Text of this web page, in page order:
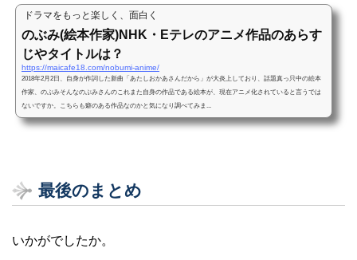
ドラマをもっと楽しく、面白く
のぶみ(絵本作家)NHK・Eテレのアニメ作品のあらす
じやタイトルは？
https://maicafe18.com/nobumi-anime/
2018年2月2日、自身が作詞した新曲「あたしおかあさんだから」が大炎上しており、話題真っ只中の絵本
作家、のぶみそんなのぶみさんのこれまた自身の作品である絵本が、現在アニメ化されていると言うでは
ないですか。こちらも癖のある作品なのかと気になり調べてみま...
最後のまとめ
いかがでしたか。